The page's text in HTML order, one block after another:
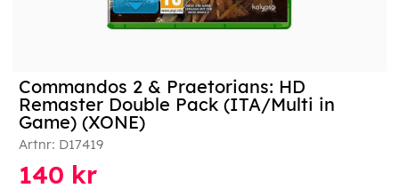
Commandos 2 & Praetorians: HD
Remaster Double Pack (ITA/Multi in
Game) (XONE)
Artnr: D17419
140 kr